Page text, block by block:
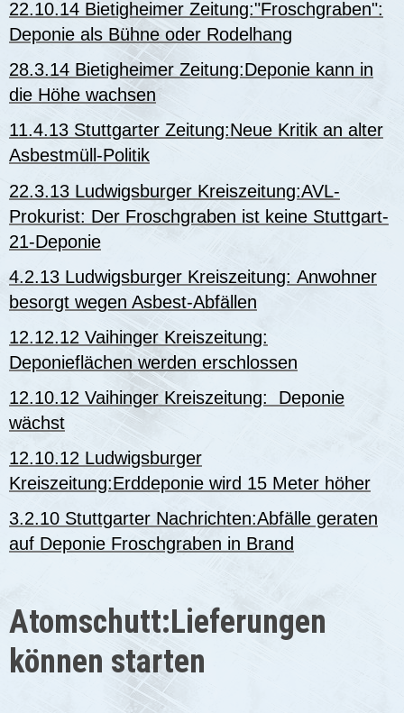
22.10.14 Bietigheimer Zeitung:"Froschgraben":
Deponie als Bühne oder Rodelhang
28.3.14 Bietigheimer Zeitung:Deponie kann in
die Höhe wachsen
11.4.13 Stuttgarter Zeitung:Neue Kritik an alter
Asbestmüll-Politik
22.3.13 Ludwigsburger Kreiszeitung:AVL-
Prokurist: Der Froschgraben ist keine Stuttgart-
21-Deponie
4.2.13 Ludwigsburger Kreiszeitung: Anwohner
besorgt wegen Asbest-Abfällen
12.12.12 Vaihinger Kreiszeitung:
Deponieflächen werden erschlossen
12.10.12 Vaihinger Kreiszeitung: Deponie
wächst
12.10.12 Ludwigsburger
Kreiszeitung:Erddeponie wird 15 Meter höher
3.2.10 Stuttgarter Nachrichten:Abfälle geraten
auf Deponie Froschgraben in Brand
Atomschutt:Lieferungen
können starten